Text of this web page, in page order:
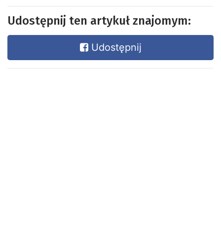
Udostępnij ten artykuł znajomym:
Udostępnij